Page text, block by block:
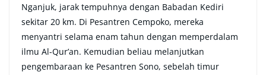
Nganjuk, jarak tempuhnya dengan Babadan Kediri
sekitar 20 km. Di Pesantren Cempoko, mereka
menyantri selama enam tahun dengan memperdalam
ilmu Al-Qur’an. Kemudian beliau melanjutkan
pengembaraan ke Pesantren Sono, sebelah timur